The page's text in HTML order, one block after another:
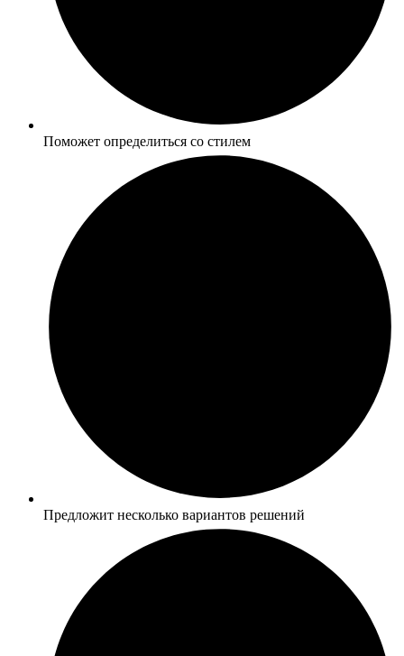
Поможет определиться со стилем
Предложит несколько вариантов решений